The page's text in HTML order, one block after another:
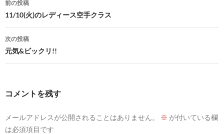
稿
ナ
ビ
ゲ
ョ
前の投稿
11/10(火)のレディース空手クラス
次の投稿
元気&ビックリ!!
コメントを残す
メールアドレスが公開されることはありません。 ※ が付いている欄
は必須項目です